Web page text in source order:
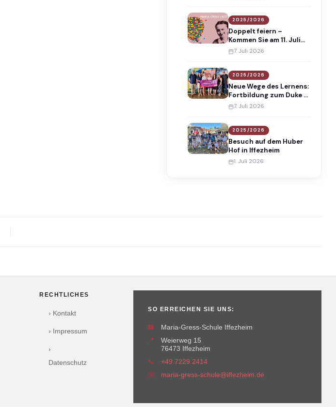
2025/2026
Doppelt feiern –
Kommen Sie am 11. Juli
2026 an die Maria-
7. Juli 2026
2025/2026
Neue Wege des Lernens:
Fortbildung zum Duke of
Edinburgh’s
7. Juli 2026
2025/2026
Besuch auf dem Huber
Hof in Iffezheim
1. Juli 2026
RECHTLICHES
› Kontakt
› Impressum
›
Datenschutz
SO ERREICHEN SIE UNS:
🏫
Maria-Gress-Schule Iffezheim
📍
Weierweg 15
76473 Iffezheim
📞
+49 7229 2414
✉️
maria-gress-schule@iffezheim.de